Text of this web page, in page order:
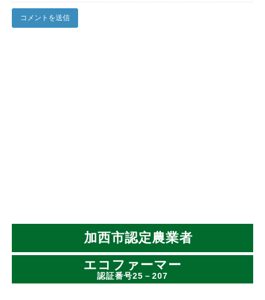
加西市認定農業者
エコファーマー
認証番号25－207